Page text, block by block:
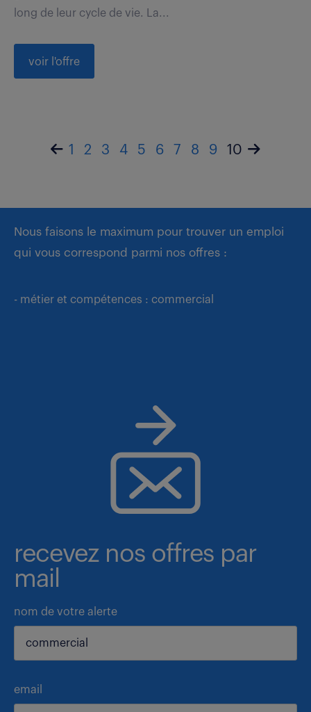
long de leur cycle de vie. La...
voir l'offre
1 2 3 4 5 6 7 8 9 10
Nous faisons le maximum pour trouver un emploi
qui vous correspond parmi nos offres :
- métier et compétences : commercial
recevez nos offres par
mail
nom de votre alerte
email